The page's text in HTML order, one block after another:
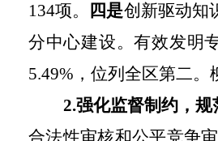
134项。
四是创新驱动知
分中心建设。有效发明
5.49%，位列全区第二
2.强化监督制约，
合法性审核和公平竞争